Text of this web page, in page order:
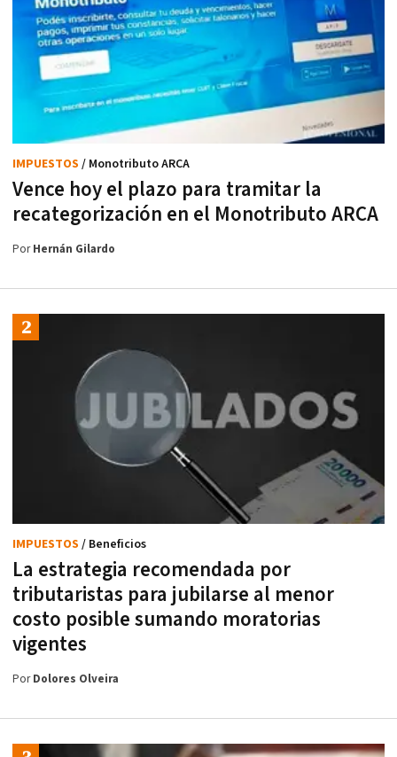
Vence hoy el plazo para tramitar la
recategorización en el Monotributo ARCA
IMPUESTOS / Monotributo ARCA
PorHernán Gilardo
La estrategia recomendada por
tributaristas para jubilarse al menor
costo posible sumando moratorias
vigentes
IMPUESTOS / Beneficios
PorDolores Olveira